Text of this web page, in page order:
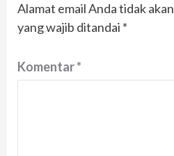
Alamat email Anda tidak
yang wajib ditandai *
Komentar*